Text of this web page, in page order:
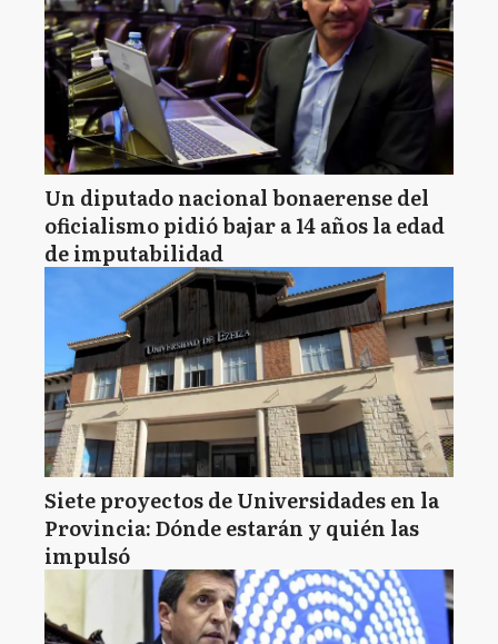
Un diputado nacional bonaerense del
oficialismo pidió bajar a 14 años la edad
de imputabilidad
Siete proyectos de Universidades en la
Provincia: Dónde estarán y quién las
impulsó